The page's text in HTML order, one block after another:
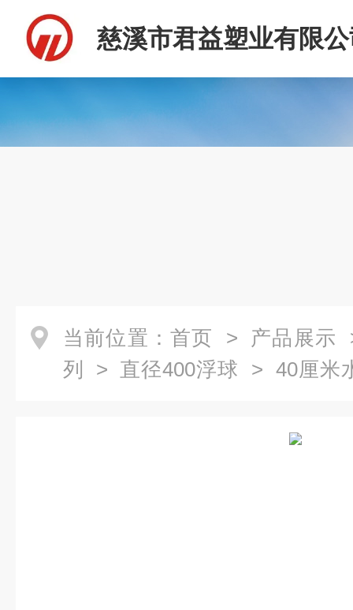
慈溪市君益塑业有限
当前位置： 首页 > 产品展示
列
> 直径400浮球 > 40厘米